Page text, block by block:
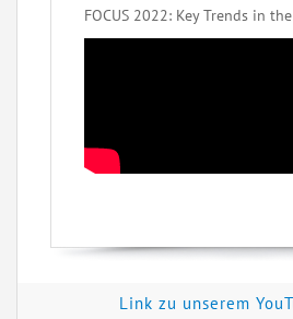
FOCUS 2022: Key Trends in
Link zu unserem